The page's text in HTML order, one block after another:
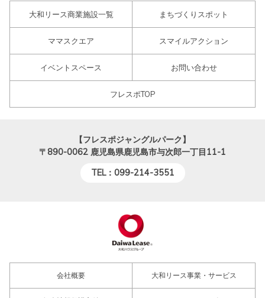
大和リース商業施設一覧 まちづくりスポット
ママスクエア スマイルアクション
イベントスペース お問い合わせ
フレスポTOP
【フレスポジャングルパーク】
〒890-0062 鹿児島県鹿児島市与次郎一丁目11-1
TEL：099-214-3551
会社概要 大和リース事業・サービス